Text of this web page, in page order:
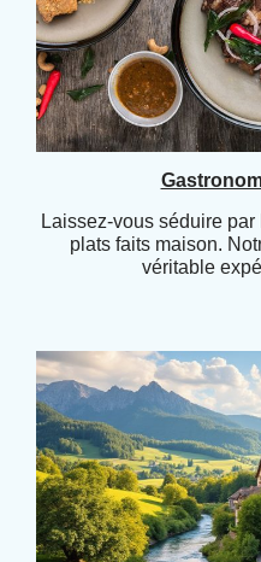
Laissez-vous séduire
plats faits maison.
véritable